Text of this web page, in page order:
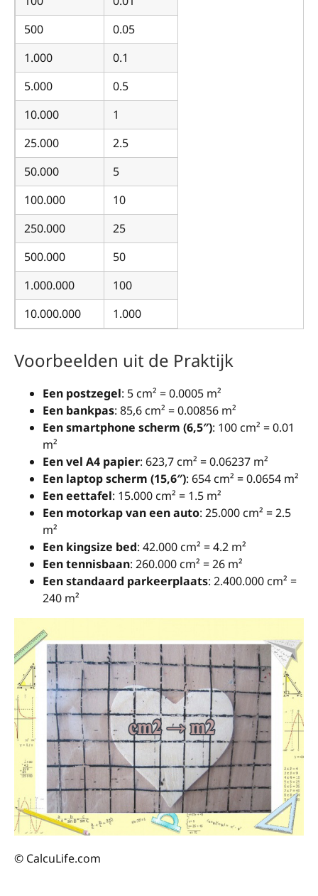
500
0.05
1.000
0.1
5.000
0.5
10.000
1
25.000
2.5
50.000
5
100.000
10
250.000
25
500.000
50
1.000.000
100
10.000.000
1.000
Voorbeelden uit de Praktijk
Een postzegel: 5 cm² = 0.0005 m²
Een bankpas: 85,6 cm² = 0.00856 m²
Een smartphone scherm (6,5″): 100 cm² = 0.01
m²
Een vel A4 papier: 623,7 cm² = 0.06237 m²
Een laptop scherm (15,6″): 654 cm² = 0.0654 m²
Een eettafel: 15.000 cm² = 1.5 m²
Een motorkap van een auto: 25.000 cm² = 2.5
m²
Een kingsize bed: 42.000 cm² = 4.2 m²
Een tennisbaan: 260.000 cm² = 26 m²
Een standaard parkeerplaats: 2.400.000 cm² =
240 m²
© CalcuLife.com